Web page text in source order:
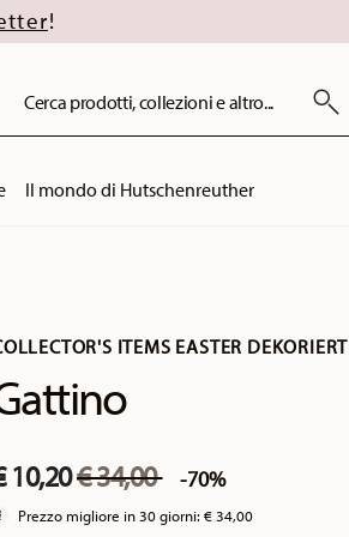
!
Cerca prodotti, collezioni e altro...
Il mondo di Hutschenreuther
ITEMS EASTER DEKORIERT
10,20Price reduced from
€ 34,00to-70%
Prezzo migliore in 30 giorni:€ 34,00